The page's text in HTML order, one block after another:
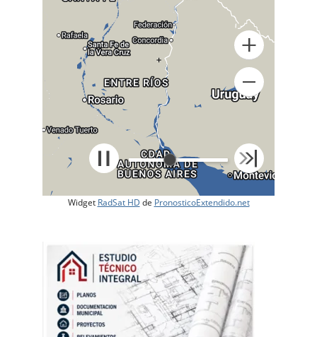
+
Widget RadSat HD de PronosticoExtendido.net